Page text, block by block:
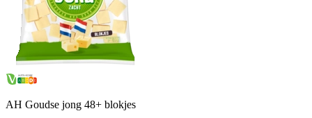
AH Goudse jong 48+ blokjes